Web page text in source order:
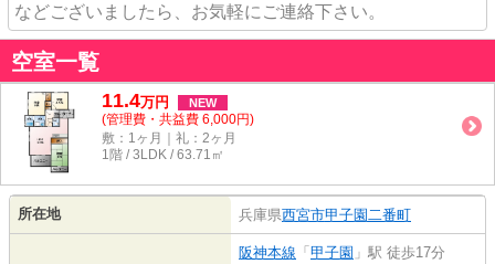
などございましたら、お気軽にご連絡下さい。
空室一覧
11.4万円 NEW
(管理費・共益費 6,000円)
敷：1ヶ月｜礼：2ヶ月
1階 / 3LDK / 63.71㎡
所在地 兵庫県西宮市甲子園二番町
阪神本線 「 甲子園 」駅 徒歩17分